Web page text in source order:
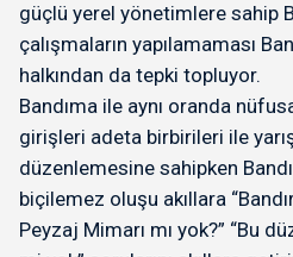
güçlü yerel yönetimlere sahip
çalışmaların yapılamaması
halkından da tepki topluyor.
Bandıma ile aynı oranda
girişleri adeta birbirileri ile
düzenlemesine sahipken
biçilemez oluşu akıllara
Peyzaj Mimarı mı yok?” “Bu